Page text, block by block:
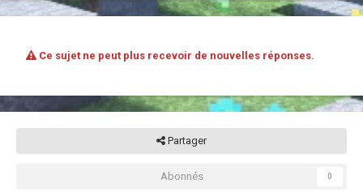
Ce sujet ne peut plus recevoir de nouvelles réponses.
Partager
Abonnés 0